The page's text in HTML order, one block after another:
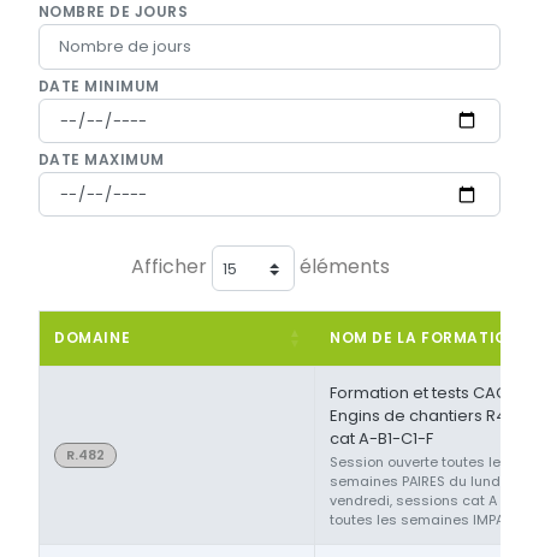
NOMBRE DE JOURS
DATE MINIMUM
DATE MAXIMUM
Afficher éléments
DOMAINE NOM DE LA FORMATION
R.482
Formation et tests CACES®
Engins de chantiers R482
cat A-B1-C1-F
Session ouverte toutes les
semaines PAIRES du lundi au
vendredi, sessions cat A ou F
toutes les semaines IMPAIRES